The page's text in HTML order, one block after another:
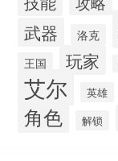
武器 洛克
王国 玩家
艾尔 英雄
角色 解锁